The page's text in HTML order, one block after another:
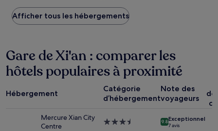
plus
bas
trouvé
des
24 dernières
heures
sur
base
Afficher tous les hébergements
Gare de Xi'an : comparer les
hôtels populaires à proximité
Hébergement
Catégorie
d’hébergement
Note des
voyageurs
Mercure Xian City
Centre
Hébergement
9.8Exceptionnel
7 avis